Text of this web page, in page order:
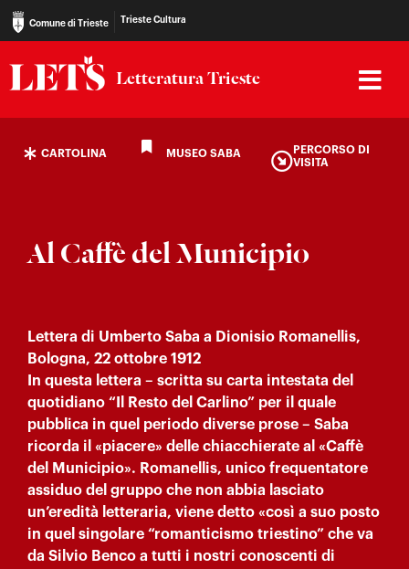
Comune di Trieste Trieste Cultura
Letteratura Trieste
CARTOLINA MUSEO SABA
PERCORSO DI
VISITA
Al Caffè del Municipio
Lettera di Umberto Saba a Dionisio Romanellis,
Bologna, 22 ottobre 1912
In questa lettera – scritta su carta intestata del
quotidiano “Il Resto del Carlino” per il quale
pubblica in quel periodo diverse prose – Saba
ricorda il «piacere» delle chiacchierate al «Caffè
del Municipio». Romanellis, unico frequentatore
assiduo del gruppo che non abbia lasciato
un’eredità letteraria, viene detto «così a suo posto
in quel singolare “romanticismo triestino” che va
da Silvio Benco a tutti i nostri conoscenti di